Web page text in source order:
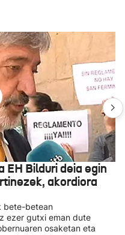
EH Bilduri deia egin
akordiora
bete-betean
ezer gutxi eman dute
osaketan eta